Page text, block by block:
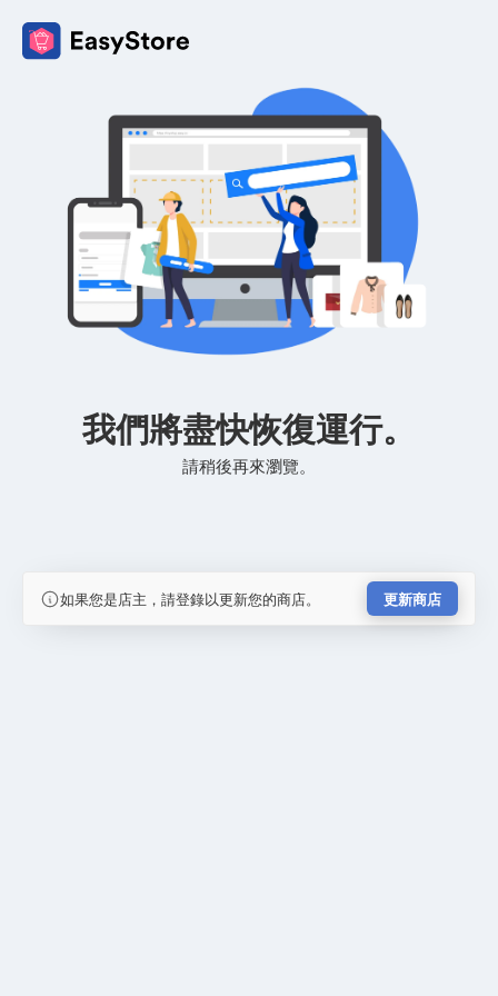
我們將盡快恢復運行。
請稍後再來瀏覽。
如果您是店主，請登錄以更新您的商店。 更新商店